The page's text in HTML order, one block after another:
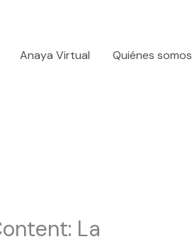
Anaya Virtual Quiénes somos
La